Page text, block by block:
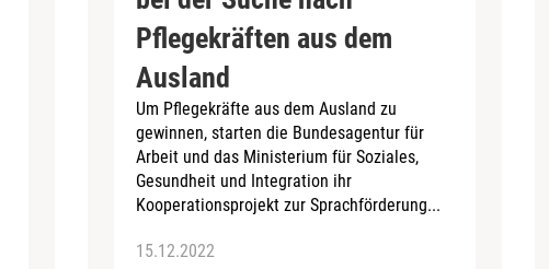
Pflegekräften aus dem
Ausland
Um Pflegekräfte aus dem Ausland zu
gewinnen, starten die Bundesagentur für
Arbeit und das Ministerium für Soziales,
Gesundheit und Integration ihr
Kooperationsprojekt zur Sprachförderung...
15.12.2022